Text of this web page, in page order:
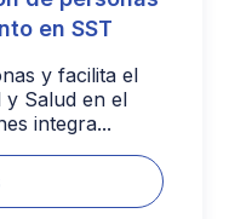
en SST
y facilita el
y Salud en el
integra...